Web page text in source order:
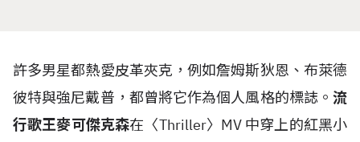
許多男星都熱愛皮革夾克，例如詹姆斯狄恩、布萊德
彼特與強尼戴普，都曾將它作為個人風格的標誌。 流
行歌王麥可傑克森在〈Thriller〉 MV 中穿上的紅黑小